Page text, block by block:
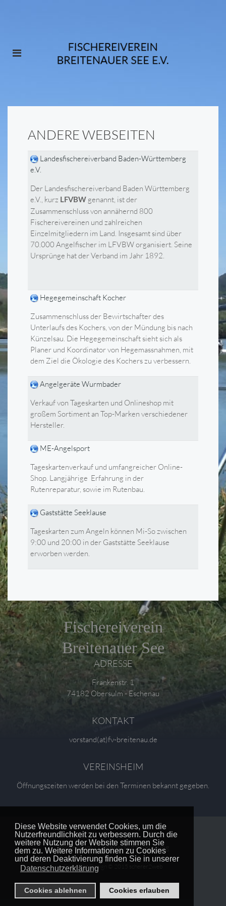
Diese Website verwendet Cookies, um die
Nutzerfreundlichkeit zu verbessern. Durch die
weitere Nutzung der Website stimmen Sie
dem zu. Weitere Informationen zu Cookies
und deren Deaktivierung finden Sie in unserer
Datenschutzerklärung
Cookies ablehnen Cookies erlauben
ANDERE WEBSEITEN
Landesfischereiverband Baden-Württemberg
e.V.
Der Landesfischereiverband Baden Württemberg
e.V., kurz LFVBW genannt, ist der
Zusammenschluss von annähernd 800
Fischereivereinen und zahlreichen
Einzelmitgliedern im Land. Insgesamt sind über
70.000 Angelfischer im LFVBW organisiert. Seine
Ursprünge hat der Verband im Jahr 1892.
Hegegemeinschaft Kocher
Zusammenschluss der Bewirtschafter des
Unterlaufs des Kochers, von der Mündung bis nach
Künzelsau. Die Hegegemeinschaft sieht sich als
Planer und Koordinator von Hegemassnahmen, mit
dem Ziel die Ökologie des Kochers zu verbessern.
Angelgeräte Wurmbader
Verkauf von Tageskarten und Onlineshop mit
großem Sortiment an Top-Marken verschiedener
Hersteller.
ME-Angelsport
Tageskartenverkauf und umfangreicher Online-
Shop. Langjährige Erfahrung in der
Rutenreparatur, sowie im Rutenbau.
Gaststätte Seeklause
Tageskarten zum Angeln können Mi-So zwischen
9:00 und 20:00 in der Gaststätte Seeklause
erworben werden.
Fischereiverein
Breitenauer See
ADRESSE
Frankenstr. 1
74182 Obersulm - Eschenau
KONTAKT
vorstand(at)fv-breitenau.de
VEREINSHEIM
Öffnungszeiten werden bei den Terminen bekannt gegeben.
Impressum|Datenschutzerklärung
Copyright Design © 2015